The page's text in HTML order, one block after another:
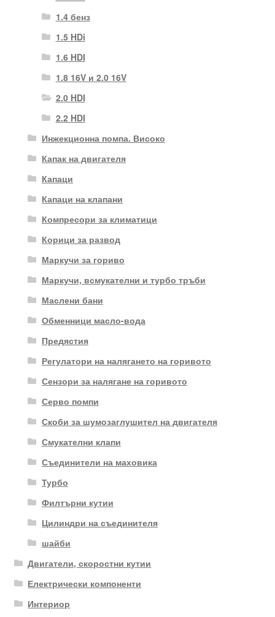
1.4 бенз
1.5 HDi
1.6 HDI
1.8 16V и 2.0 16V
2.0 HDI
2.2 HDI
Инжекционна помпа. Високо
Капак на двигателя
Капаци
Капаци на клапани
Компресори за климатици
Корици за развод
Маркучи за гориво
Маркучи, всмукателни и турбо тръби
Маслени бани
Обменници масло-вода
Предястия
Регулатори на налягането на горивото
Сензори за налягане на горивото
Серво помпи
Скоби за шумозаглушител на двигателя
Смукателни клапи
Съединители на маховика
Турбо
Филтърни кутии
Цилиндри на съединителя
шайби
Двигатели, скоростни кутии
Електрически компоненти
Интериор